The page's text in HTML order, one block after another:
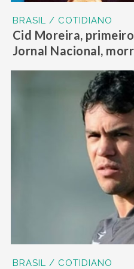
BRASIL / COTIDIANO
Cid Moreira,
Jornal Nacional,
BRASIL / COTIDIANO